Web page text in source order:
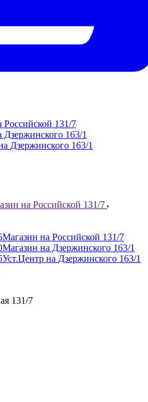
Российской 131/7
Дзержинского 163/1
Дзержинского 163/1
на Российской 131/7
Магазин на Российской 131/7
Магазин на Дзержинского 163/1
Уст.Центр на Дзержинского 163/1
131/7